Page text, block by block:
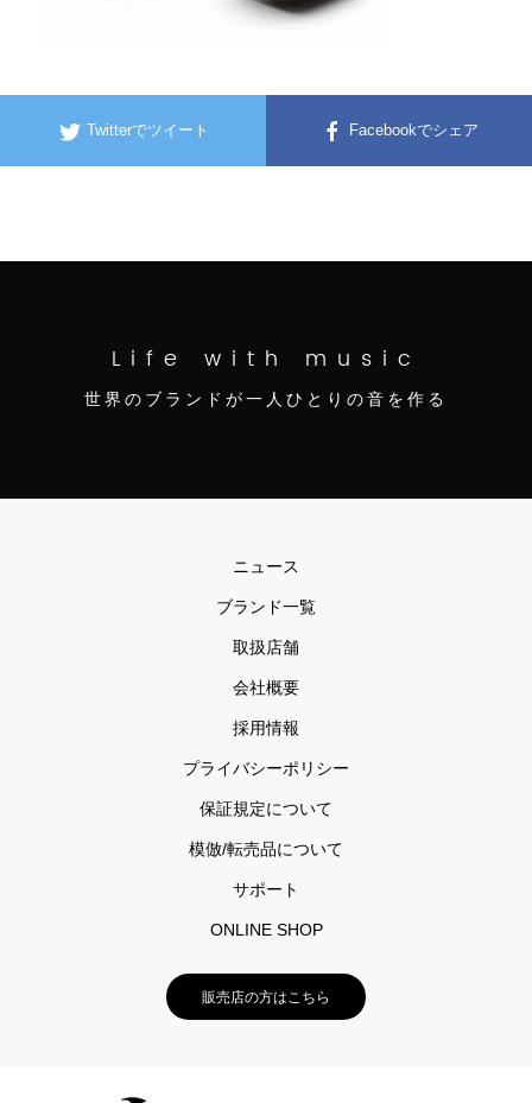
Twitterでツイート Facebookでシェア
Life with music
世界のブランドが一人ひとりの音を作る
ニュース
ブランド一覧
取扱店舗
会社概要
採用情報
プライバシーポリシー
保証規定について
模倣/転売品について
サポート
ONLINE SHOP
販売店の方はこちら